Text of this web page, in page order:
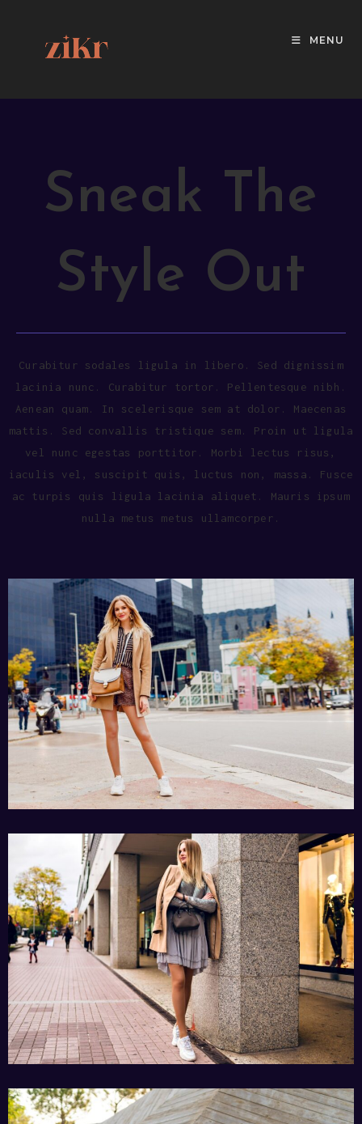
MENU
Sneak The
Style Out
Curabitur sodales ligula in libero. Sed dignissim
lacinia nunc. Curabitur tortor. Pellentesque nibh.
Aenean quam. In scelerisque sem at dolor. Maecenas
mattis. Sed convallis tristique sem. Proin ut ligula
vel nunc egestas porttitor. Morbi lectus risus,
iaculis vel, suscipit quis, luctus non, massa. Fusce
ac turpis quis ligula lacinia aliquet. Mauris ipsum
nulla metus metus ullamcorper.